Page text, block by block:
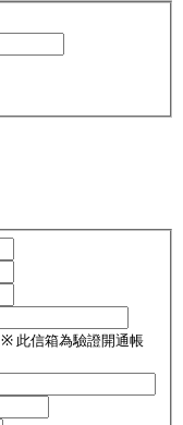
※ 此信箱為驗證開通帳